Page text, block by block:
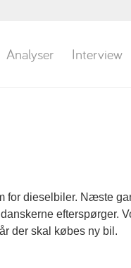
Analyser Interview
for dieselbiler. Næste
efterspørger.
der skal købes ny bil.